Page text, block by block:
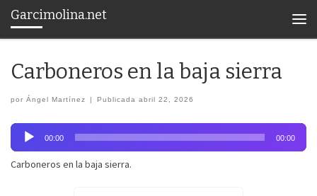
Saltar al contenido
Garcimolina.net
Carboneros en la baja sierra
por Ángel Martínez | Publicadaabril 22, 2026
Reproductor
de
audio
00:00 00:00
Carboneros en la baja sierra.